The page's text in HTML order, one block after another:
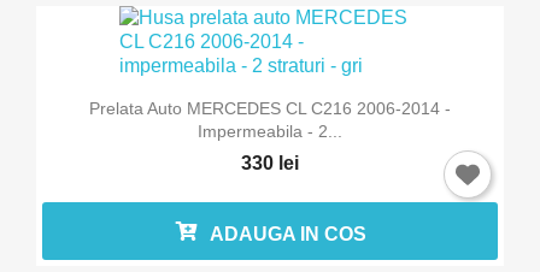
Prelata Auto MERCEDES CL C216 2006-2014 -
Impermeabila - 2...
330 lei
ADAUGA IN COS
Intra in cont
produse in Lista de Favorite.
Intra in cont